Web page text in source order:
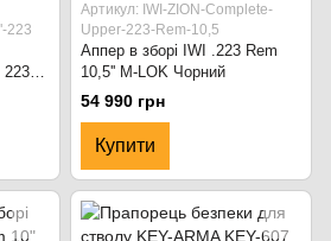
223
223
Артикул: IWI-ZION-Complete-
Upper-223-Rem-10,5
Аппер в зборі IWI .223 Rem
10,5'' M-LOK Чорний
54 990 грн
Купити